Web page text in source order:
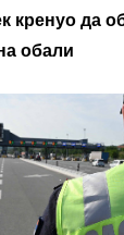
кренуо да
обали